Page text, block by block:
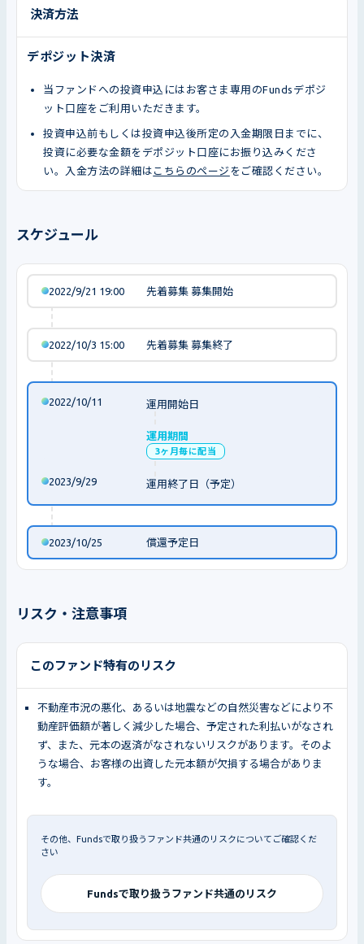
決済方法
デポジット決済
当ファンドへの投資申込にはお客さま専用のFundsデポジ
ット口座をご利用いただきます。
投資申込前もしくは投資申込後所定の入金期限日までに、
投資に必要な金額をデポジット口座にお振り込みくださ
い。入金方法の詳細は こちらのページ をご確認ください。
スケジュール
2022/9/21 19:00 先着募集 募集開始
2022/10/3 15:00 先着募集 募集終了
2022/10/11 運用開始日
運用期間
3ヶ月毎に配当
2023/9/29 運用終了日（予定）
2023/10/25 償還予定日
リスク・注意事項
このファンド特有のリスク
不動産市況の悪化、あるいは地震などの自然災害などにより不
動産評価額が著しく減少した場合、予定された利払いがなされ
ず、また、元本の返済がなされないリスクがあります。そのよ
うな場合、お客様の出資した元本額が欠損する場合がありま
す。
その他、Fundsで取り扱うファンド共通のリスクについてご確認くだ
さい
Fundsで取り扱うファンド共通のリスク